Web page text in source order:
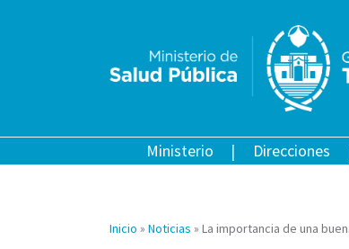
Ministerio Direcciones
Inicio » Noticias » La importancia de una